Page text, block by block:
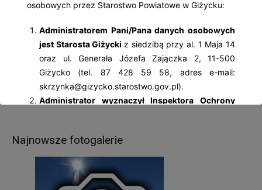
Najnowsze fotogalerie
osobowych przez Starostwo Powiatowe w Giżycku:
Administratorem Pani/Pana danych osobowych
jest Starosta Giżycki z siedzibą przy al. 1 Maja 14
oraz ul. Generała Józefa Zajączka 2, 11-500
Giżycko (tel. 87 428 59 58, adres e-mail:
skrzynka@gizycko.starostwo.gov.pl).
Administrator wyznaczył Inspektora Ochrony
500 Giżycko; tel. 87 428 59 58, adres e-mail:
iod@gizycko.starostwo.gov.pl.
Pani/Pana dane osobowe będą przetwarzane
w następujących celach: